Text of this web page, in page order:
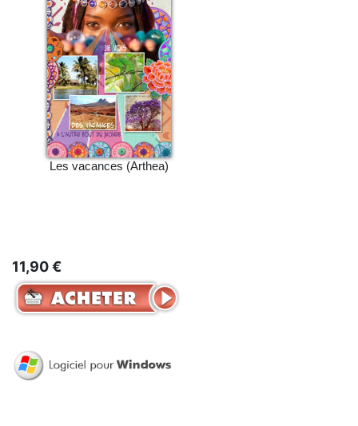
Les vacances (Arthea)
11,90 €